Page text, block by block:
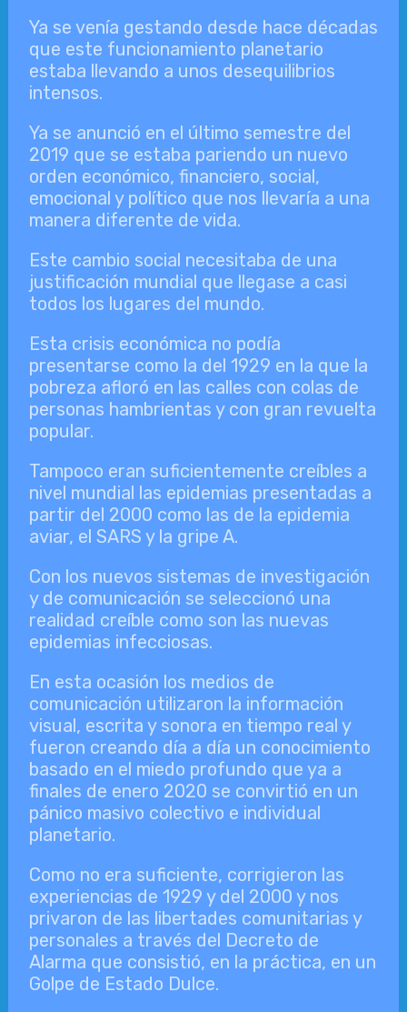
Ya se venía gestando desde hace décadas
que este funcionamiento planetario
estaba llevando a unos desequilibrios
intensos.
Ya se anunció en el último semestre del
2019 que se estaba pariendo un nuevo
orden económico, financiero, social,
emocional y político que nos llevaría a una
manera diferente de vida.
Este cambio social necesitaba de una
justificación mundial que llegase a casi
todos los lugares del mundo.
Esta crisis económica no podía
presentarse como la del 1929 en la que la
pobreza afloró en las calles con colas de
personas hambrientas y con gran revuelta
popular.
Tampoco eran suficientemente creíbles a
nivel mundial las epidemias presentadas a
partir del 2000 como las de la epidemia
aviar, el SARS y la gripe A.
Con los nuevos sistemas de investigación
y de comunicación se seleccionó una
realidad creíble como son las nuevas
epidemias infecciosas.
En esta ocasión los medios de
comunicación utilizaron la información
visual, escrita y sonora en tiempo real y
fueron creando día a día un conocimiento
basado en el miedo profundo que ya a
finales de enero 2020 se convirtió en un
pánico masivo colectivo e individual
planetario.
Como no era suficiente, corrigieron las
experiencias de 1929 y del 2000 y nos
privaron de las libertades comunitarias y
personales a través del Decreto de
Alarma que consistió, en la práctica, en un
Golpe de Estado Dulce.